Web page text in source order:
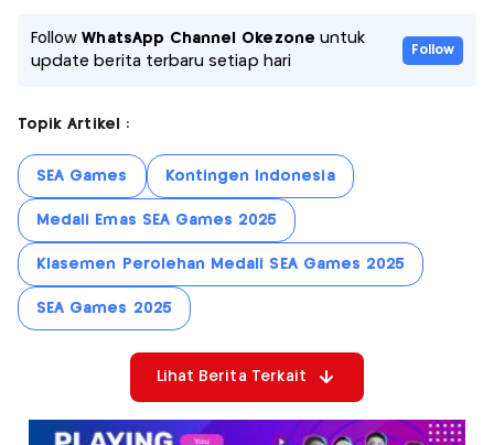
FollowWhatsApp Channel Okezone untuk
update berita terbaru setiap hari
Follow
Topik Artikel :
SEA Games Kontingen Indonesia
Medali Emas SEA Games 2025
Klasemen Perolehan Medali SEA Games 2025
SEA Games 2025
Lihat Berita Terkait